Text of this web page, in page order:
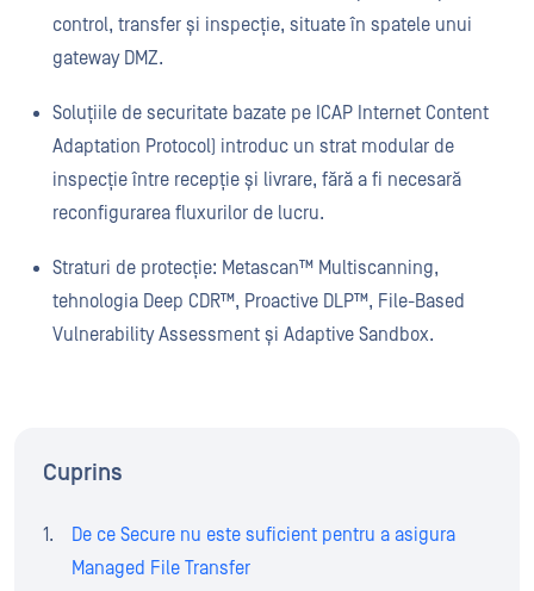
control, transfer și inspecție, situate în spatele unui
gateway DMZ.
Soluțiile de securitate bazate pe ICAP Internet Content
Adaptation Protocol) introduc un strat modular de
inspecție între recepție și livrare, fără a fi necesară
reconfigurarea fluxurilor de lucru.
Straturi de protecție: Metascan™ Multiscanning,
tehnologia Deep CDR™, Proactive DLP™, File-Based
Vulnerability Assessment și Adaptive Sandbox.
Cuprins
De ce Secure nu este suficient pentru a asigura
Managed File Transfer